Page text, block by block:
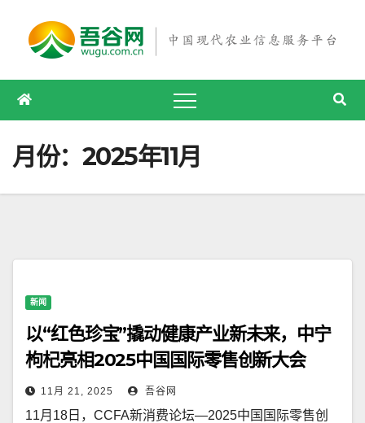
容
月份：2025年11月
新闻
以“红色珍宝”撬动健康产业新未来，中宁
枸杞亮相2025中国国际零售创新大会
11月 21, 2025 吾谷网
11月18日，CCFA新消费论坛—2025中国国际零售创